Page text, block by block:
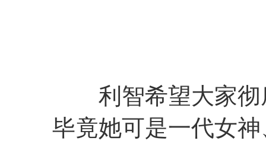
利智希望大家彻
毕竟她可是一代女